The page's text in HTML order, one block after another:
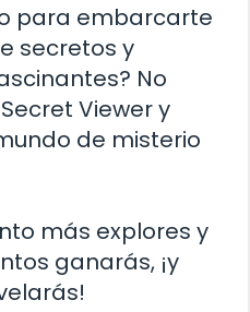
para embarcarte
secretos y
No
Viewer y
de misterio
más explores y
ganarás, ¡y